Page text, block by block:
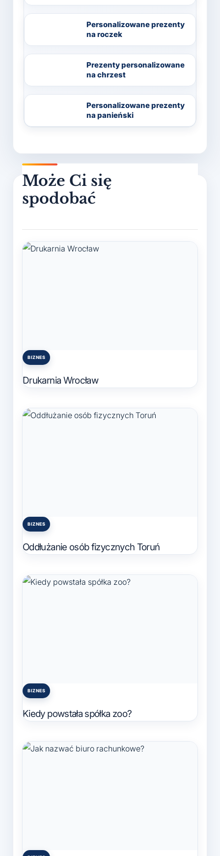
Personalizowane prezenty
na roczek
Prezenty personalizowane
na chrzest
Personalizowane prezenty
na panieński
Posted
BIZNES
Drukarnia Wrocław
Posted
BIZNES
Oddłużanie osób fizycznych Toruń
Posted
BIZNES
Kiedy powstała spółka zoo?